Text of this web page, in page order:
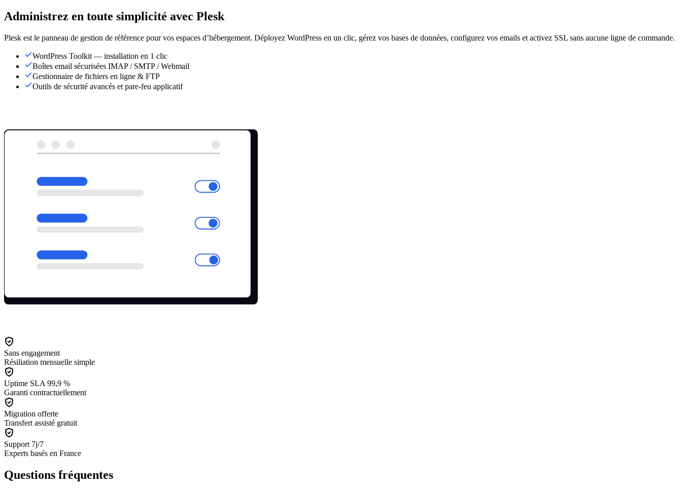
Administrez en toute simplicité avec Plesk
Plesk est le panneau de gestion de référence pour vos espaces d’hébergement. Déployez WordPress en un clic, gérez vos bases de données, configurez vos emails et activez SSL sans aucune ligne de commande.
WordPress Toolkit — installation en 1 clic
Boîtes email sécurisées IMAP / SMTP / Webmail
Gestionnaire de fichiers en ligne & FTP
Outils de sécurité avancés et pare-feu applicatif
Sans engagement
Résiliation mensuelle simple
Uptime SLA 99,9 %
Garanti contractuellement
Migration offerte
Transfert assisté gratuit
Support 7j/7
Experts basés en France
Questions fréquentes